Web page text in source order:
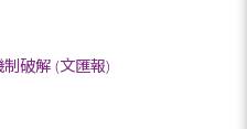
破解 (文匯報)